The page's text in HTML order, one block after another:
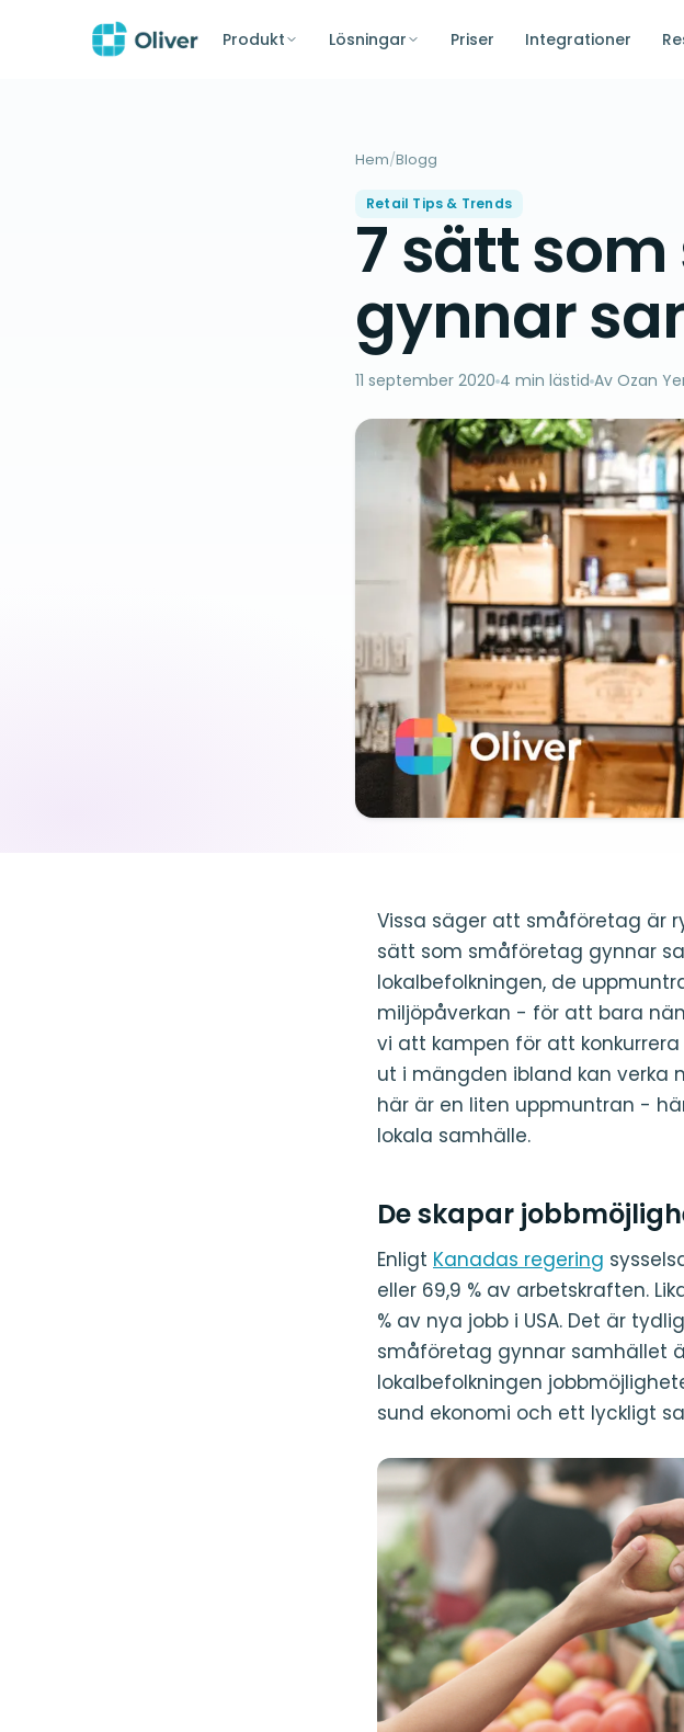
Produkt Lösningar Priser Integrationer
Hem/Blogg
Retail Tips & Trends
7 sätt
gynnar
11 september 2020 4 min lästid Av Ozan
Vissa säger att småföretag är
sätt som småföretag gynnar
lokalbefolkningen, de
miljöpåverkan - för att bara
vi att kampen för att
ut i mängden ibland kan verka
här är en liten uppmuntran -
lokala samhälle.
De skapar
Enligt Kanadas regering
eller 69,9 % av arbetskraften.
% av nya jobb i USA. Det är
småföretag gynnar samhället
lokalbefolkningen
sund ekonomi och ett lyckligt